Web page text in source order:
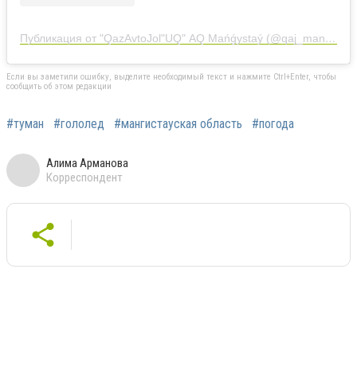
Публикация от "QazАvtoJol"UQ" АQ Mańǵystaý (@qaj_mangystau)
Если вы заметили ошибку, выделите необходимый текст и нажмите Ctrl+Enter, чтобы
сообщить об этом редакции
#туман #гололед #мангистауская область #погода
Алима Арманова
Корреспондент